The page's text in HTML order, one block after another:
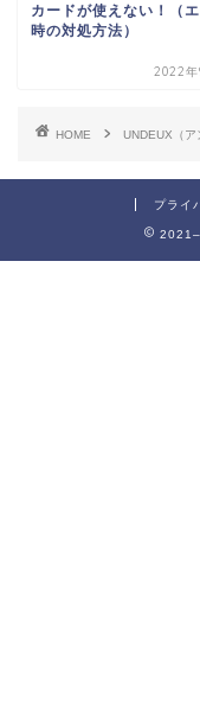
カードが使えない！（
時の対処方法）
2022年
HOME UNDEUX（ア
プライ